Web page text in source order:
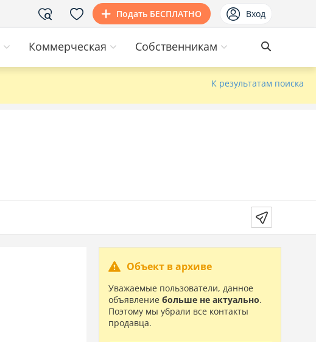
Подать БЕСПЛАТНО Вход
Коммерческая Собственникам
К результатам поиска
Объект в архиве
Уважаемые пользователи, данное
объявление больше не актуально.
Поэтому мы убрали все контакты
продавца.